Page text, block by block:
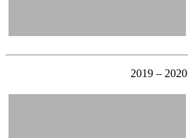
2019 – 2020